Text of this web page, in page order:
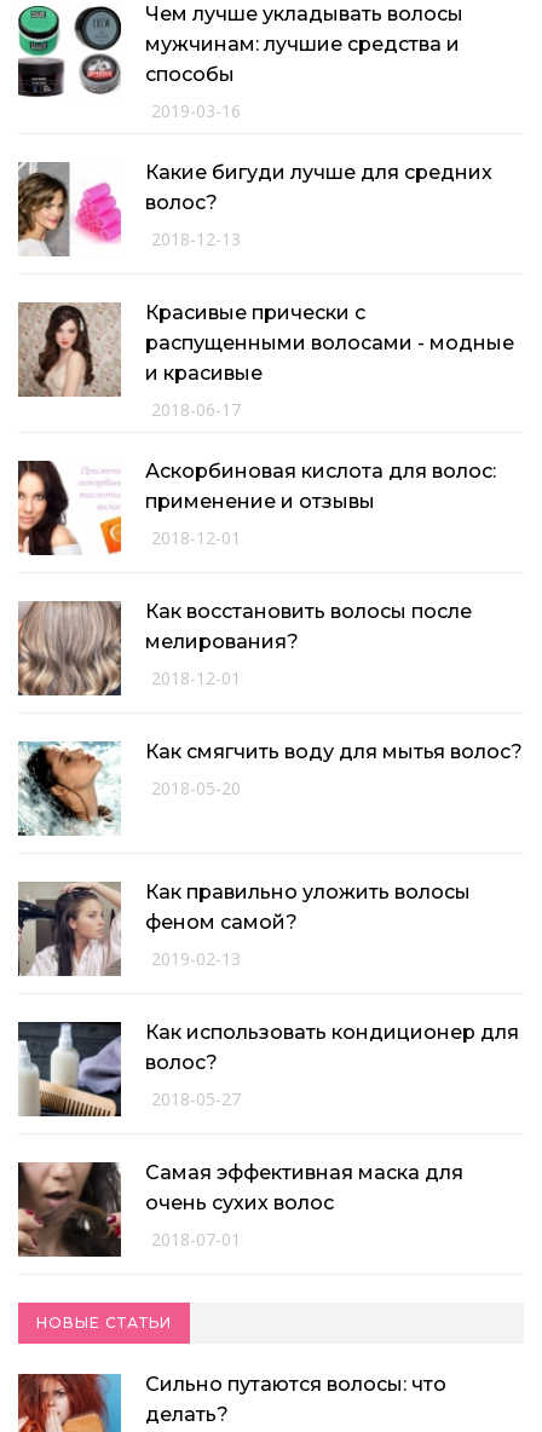
Чем лучше укладывать волосы
мужчинам: лучшие средства и
способы
2019-03-16
Какие бигуди лучше для средних
волос?
2018-12-13
Красивые прически с
распущенными волосами - модные
и красивые
2018-06-17
Аскорбиновая кислота для волос:
применение и отзывы
2018-12-01
Как восстановить волосы после
мелирования?
2018-12-01
Как смягчить воду для мытья волос?
2018-05-20
Как правильно уложить волосы
феном самой?
2019-02-13
Как использовать кондиционер для
волос?
2018-05-27
Самая эффективная маска для
очень сухих волос
2018-07-01
НОВЫЕ СТАТЬИ
Сильно путаются волосы: что
делать?